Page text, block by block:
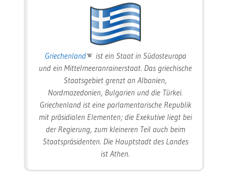
Griechenland
ist ein Staat in Südosteuropa
und ein Mittelmeeranrainerstaat. Das griechische
Staatsgebiet grenzt an Albanien,
Nordmazedonien, Bulgarien und die Türkei.
Griechenland ist eine parlamentarische Republik
mit präsidialen Elementen; die Exekutive liegt bei
der Regierung, zum kleineren Teil auch beim
Staatspräsidenten. Die Hauptstadt des Landes
ist Athen.